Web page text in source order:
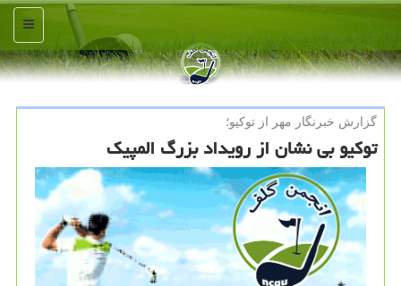
منو
گزارش خبرنگار مهر از توكیو؛
توكیو بی نشان از رویداد بزرگ المپیك